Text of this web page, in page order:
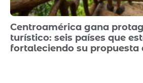
Centroamérica gana
turístico: seis países que
fortaleciendo su propuesta